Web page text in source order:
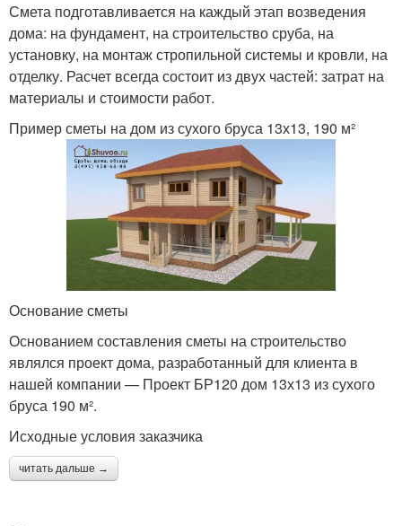
Смета подготавливается на каждый этап возведения
дома: на фундамент, на строительство сруба, на
установку, на монтаж стропильной системы и кровли, на
отделку. Расчет всегда состоит из двух частей: затрат на
материалы и стоимости работ.
Пример сметы на дом из сухого бруса 13х13, 190 м²
Основание сметы
Основанием составления сметы на строительство
являлся проект дома, разработанный для клиента в
нашей компании — Проект БР120 дом 13х13 из сухого
бруса 190 м².
Исходные условия заказчика
читать дальше →